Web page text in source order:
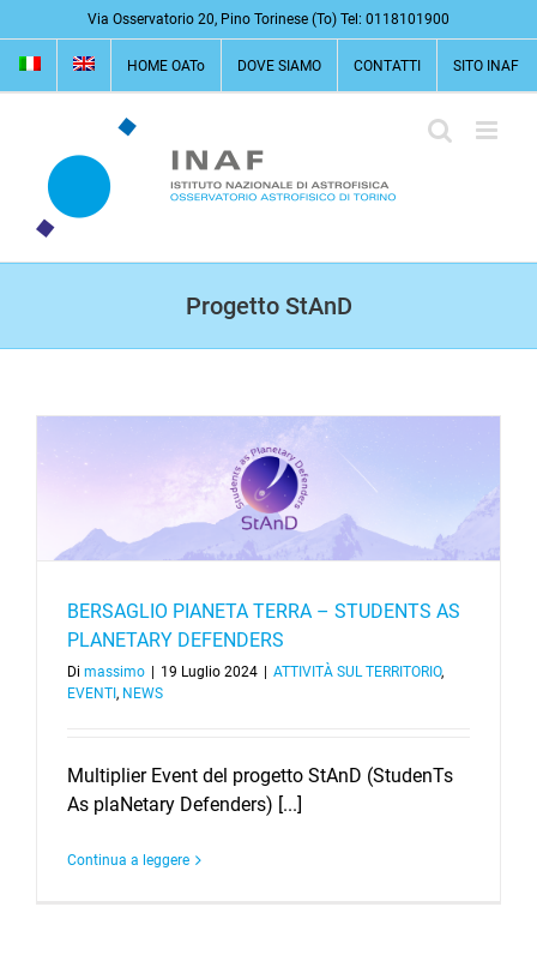
al
contenuto
Via Osservatorio 20, Pino Torinese (To) Tel: 0118101900
HOME OATo DOVE SIAMO CONTATTI SITO INAF
Progetto StAnD
BERSAGLIO PIANETA TERRA – STUDENTS AS
PLANETARY DEFENDERS
Di massimo 19 Luglio 2024 ATTIVITÀ SUL TERRITORIO,
EVENTI , NEWS
Multiplier Event del progetto StAnD (StudenTs
As plaNetary Defenders) [...]
Continua a leggere